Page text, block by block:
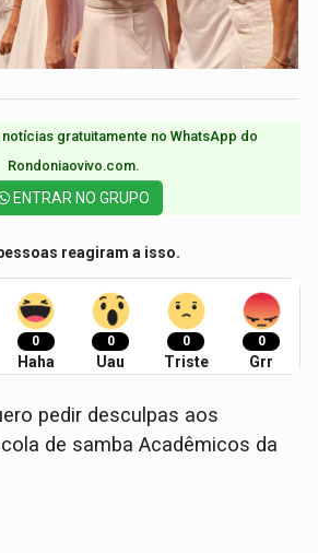
gratuitamente no WhatsApp do
Rondoniaovivo.com.​
ENTRAR NO GRUPO
reagiram a isso.
0
Haha
0
Uau
0
Triste
0
Grr
pedir desculpas aos
de samba Acadêmicos da